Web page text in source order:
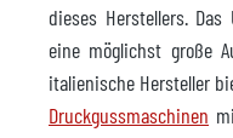
dieses Herstellers.
eine möglichst große
italienische Hersteller
Druckgussmaschinen